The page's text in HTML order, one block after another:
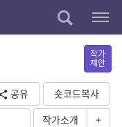
작가
제안
공유
숏코드복사
작가소개 +